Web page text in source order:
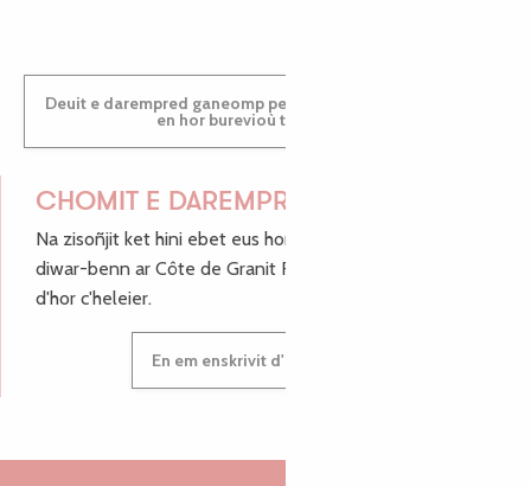
Deuit e darempred ganeomp pe deuit da welet ac'hanomp
en hor burevioù touristerezh
CHOMIT E DAREMPRED !
Na zisoñjit ket hini ebet eus hor c'hinnigoù mat ha keleier
diwar-benn ar Côte de Granit Rose, enskrivit hoc'h anv
d'hor c'heleier.
En em enskrivit d'hor c'heleier